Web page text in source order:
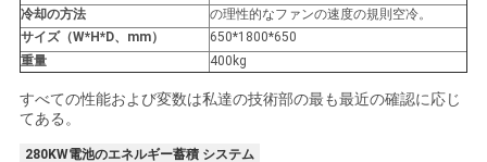
冷却の方法
の理性的なファンの速度の規則空冷。
サイズ（W*H*D、mm）
650*1800*650
重量
400kg
すべての性能および変数は私達の技術部の最も最近の確認に応じ
てある。
280KW電池のエネルギー蓄積 システム